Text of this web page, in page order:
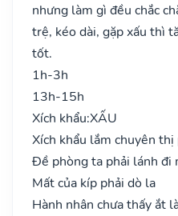
nhưng làm gì đều chắc
trệ, kéo dài, gặp xấu thì
tốt.
1h-3h
13h-15h
Xích khẩu:XẤU
Xích khẩu lắm chuyên thị
Đề phòng ta phải lánh đi
Mất của kíp phải dò la
Hành nhân chưa thấy ắt